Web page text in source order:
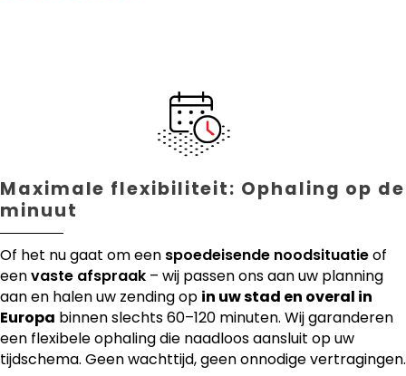
Maximale flexibiliteit: Ophaling op de
minuut
Of het nu gaat om een spoedeisende noodsituatieof
eenvaste afspraak – wij passen ons aan uw planning
aan en halen uw zending op in uw stad en overal in
Europa binnen slechts 60–120 minuten. Wij garanderen
een flexibele ophaling die naadloos aansluit op uw
tijdschema. Geen wachttijd, geen onnodige vertragingen.